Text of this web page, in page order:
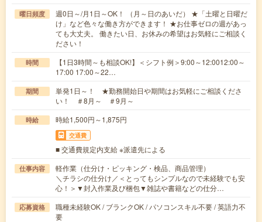
曜日頻度
週0日～/月1日～OK！ （月～日のあいだ） ★「土曜と日曜だ
け」など色々な働き方ができます！ ★お仕事ゼロの週があっ
ても大丈夫。 働きたい日、お休みの希望はお気軽にご相談く
ださい！
時間
【1日3時間～も相談OK!】＜シフト例＞9:00～12:0012:00～
17:00 17:00～22…
期間
単発1日～！ ★勤務開始日や期間はお気軽にご相談くださ
い！ ＃8月～ ＃9月～
時給 時給1,500円～1,875円
交通費
■ 交通費規定内支給 ※派遣先による
仕事内容
軽作業（仕分け・ピッキング・検品、商品管理）
＼チラシの仕分け／＜とってもシンプルなので未経験でも安
心！＞▼封入作業及び梱包▼雑誌や書籍などの仕分…
応募資格
職種未経験OK / ブランクOK / パソコンスキル不要 / 英語力不
要